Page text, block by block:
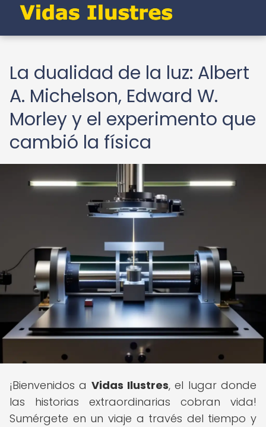
La dualidad de la luz: Albert
A. Michelson, Edward W.
Morley y el experimento que
cambió la física
¡Bienvenidos a Vidas Ilustres, el lugar donde
las historias extraordinarias cobran vida!
Sumérgete en un viaje a través del tiempo y